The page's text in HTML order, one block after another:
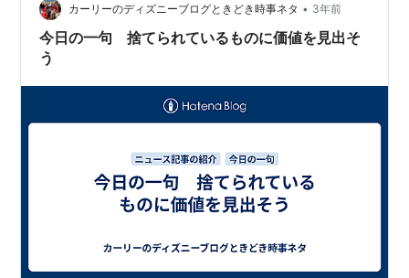
きな特徴は、オスとメスで味わいが異なることだ。メス
は香り高いカニミソ（内子）が特徴で、9月下旬から10月
にかけてが最盛期となる。一方のオスは、身…
カーリーのディズニーブログときどき時事ネタ • 3年前
今日の一句 捨てられているものに価値を見出そ
う